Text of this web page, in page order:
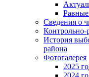
Сведения о
Контрольно-
История
района
Фотогалерея
2025
2024